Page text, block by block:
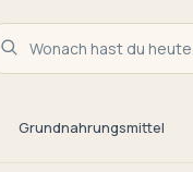
Wonach hast du
Grundnahrungsmittel